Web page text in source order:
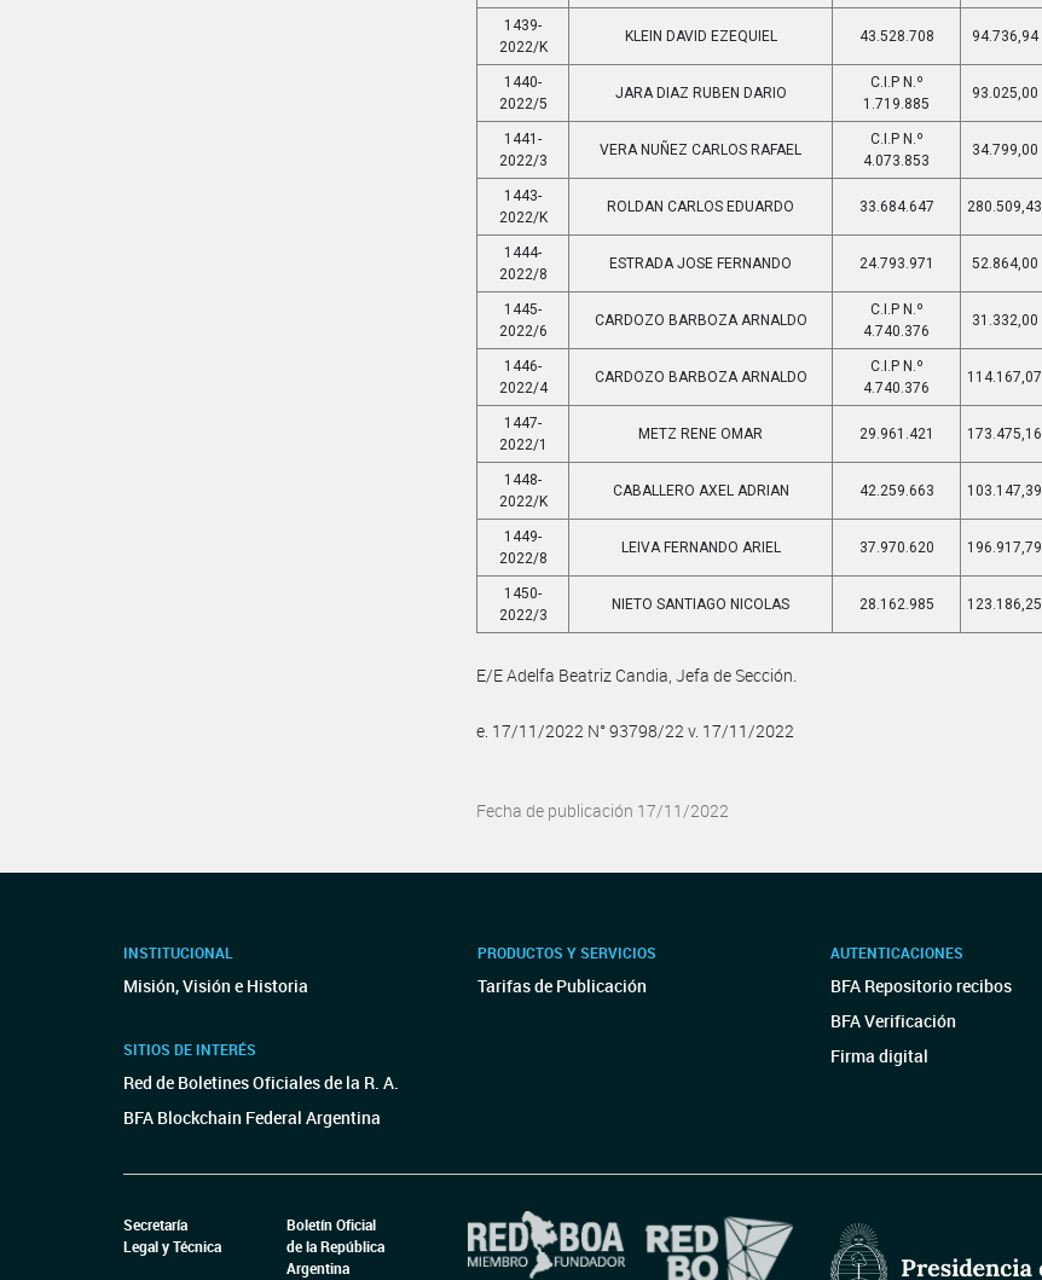
1439-
2022/K
KLEIN DAVID EZEQUIEL 43.528.708 94.736,94
1440-
2022/5
JARA DIAZ RUBEN DARIO
C.I.P N.º
1.719.885
93.025,00
1441-
2022/3
VERA NUÑEZ CARLOS RAFAEL
C.I.P N.º
4.073.853
34.799,00
1443-
2022/K
ROLDAN CARLOS EDUARDO 33.684.647 280.509,43
1444-
2022/8
ESTRADA JOSE FERNANDO 24.793.971 52.864,00
1445-
2022/6
CARDOZO BARBOZA ARNALDO
C.I.P N.º
4.740.376
31.332,00
1446-
2022/4
CARDOZO BARBOZA ARNALDO
C.I.P N.º
4.740.376
114.167,07
1447-
2022/1
METZ RENE OMAR 29.961.421 173.475,16
1448-
2022/K
CABALLERO AXEL ADRIAN 42.259.663 103.147,39
1449-
2022/8
LEIVA FERNANDO ARIEL 37.970.620 196.917,79
1450-
2022/3
NIETO SANTIAGO NICOLAS 28.162.985 123.186,25
E/E Adelfa Beatriz Candia, Jefa de Sección.
e. 17/11/2022 N° 93798/22 v. 17/11/2022
Fecha de publicación 17/11/2022
INSTITUCIONAL
Misión, Visión e Historia
SITIOS DE INTERÉS
Red de Boletines Oficiales de la R. A.
BFA Blockchain Federal Argentina
PRODUCTOS Y SERVICIOS
Tarifas de Publicación
AUTENTICACIONES
BFA Repositorio recibos
BFA Verificación
Firma digital
Secretaría
Legal y Técnica
Boletín Oficial
de la República
Argentina